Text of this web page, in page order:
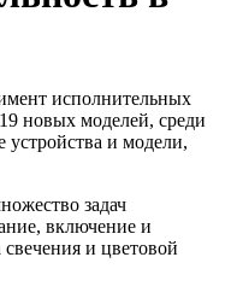
исполнительных
новых моделей, среди
устройства и модели,
задач
включение и
и цветовой